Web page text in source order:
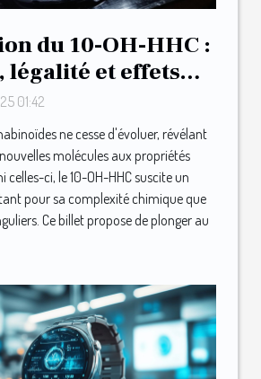
du 10-OH-HHC :
légalité et effets
01:42
ne cesse d'évoluer, révélant
molécules aux propriétés
ci, le 10-OH-HHC suscite un
pour sa complexité chimique que
Ce billet propose de plonger au